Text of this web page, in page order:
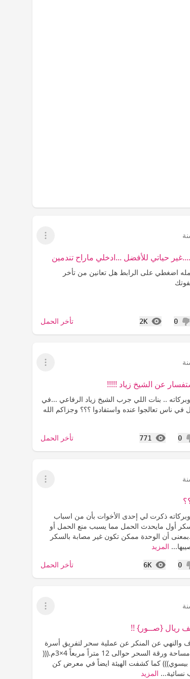
عرض القائمة
حياتي للأفضل ...ادخلي ماراح تندمين
اضغطي على الرابط هل تعانين من تأخر
إعجاب
0
2K
المشاهدات تأخر الحمل
عرض القائمة
عن الشيخ زياد !!!!!
.. بنات اللي جرب الشيخ زياد الرفاعي ...في
في ناس تعالجوا عنده واستفادوا ؟؟؟ وجزاكم الله
إعجاب
0
771
المشاهدات تأخر الحمل
عرض القائمة
ذكرت لي إحدى الأخوات بأن من اسباب
أول مايحدث الحمل مما يسبب منع الحمل أو
أن الوحدة ممكن تكون غير مصابة بالسكر
المزيد
إعجاب
0
6K
المشاهدات تأخر الحمل
عرض القائمة
والنهي عن المنكر عن عملية سحر لتفريق أسرة
كلفت 700 ألف ريال وبلغ مساحة ورقة السحر حوالى 12 متراً مربعاً 4×3م.(((
بيسوي))) كما كشفت الهيئة ايضاً في معرض كن
نسائية... المزيد